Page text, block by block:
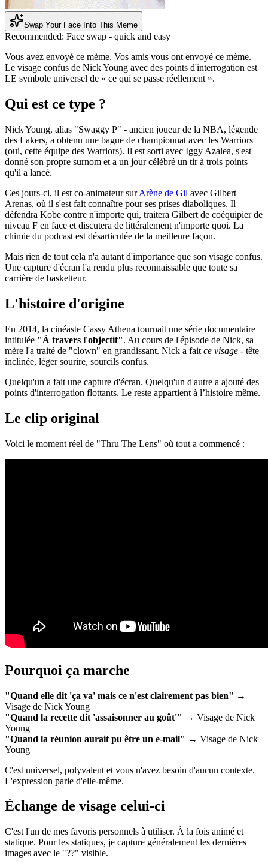
Swap Your Face Into This Meme
Recommended: Face swap - quick and easy
Vous avez envoyé ce mème. Vos amis vous ont envoyé ce mème.
Le visage confus de Nick Young avec des points d'interrogation est
LE symbole universel de « ce qui se passe réellement ».
Qui est ce type ?
Nick Young, alias "Swaggy P" - ancien joueur de la NBA, légende
des Lakers, a obtenu une bague de championnat avec les Warriors
(oui, cette équipe des Warriors). Il est sorti avec Iggy Azalea, s'est
donné son propre surnom et a un jour célébré un tir à trois points
qu'il a lancé.
Ces jours-ci, il est co-animateur surArène de Gil avec Gilbert
Arenas, où il s'est fait connaître pour ses prises diaboliques. Il
défendra Kobe contre n'importe qui, traitera Gilbert de coéquipier de
niveau F en face et discutera de littéralement n'importe quoi. La
chimie du podcast est désarticulée de la meilleure façon.
Mais rien de tout cela n'a autant d'importance que son visage confus.
Une capture d'écran l'a rendu plus reconnaissable que toute sa
carrière de basketteur.
L'histoire d'origine
En 2014, la cinéaste Cassy Athena tournait une série documentaire
intitulée "À travers l'objectif". Au cours de l'épisode de Nick, sa
mère l'a traité de "clown" en grandissant. Nick a fait ce visage - tête
inclinée, léger sourire, sourcils confus.
Quelqu'un a fait une capture d'écran. Quelqu'un d'autre a ajouté des
points d'interrogation flottants. Le reste appartient à l’histoire même.
Le clip original
Voici le moment réel de "Thru The Lens" où tout a commencé :
Pourquoi ça marche
"Quand elle dit 'ça va' mais ce n'est clairement pas bien" →
Visage de Nick Young
"Quand la recette dit 'assaisonner au goût'" → Visage de Nick
Young
"Quand la réunion aurait pu être un e-mail" → Visage de Nick
Young
C'est universel, polyvalent et vous n'avez besoin d'aucun contexte.
L'expression parle d'elle-même.
Échange de visage celui-ci
C'est l'un de mes favoris personnels à utiliser. À la fois animé et
statique. Pour les statiques, je capture généralement les dernières
images avec le "??" visible.